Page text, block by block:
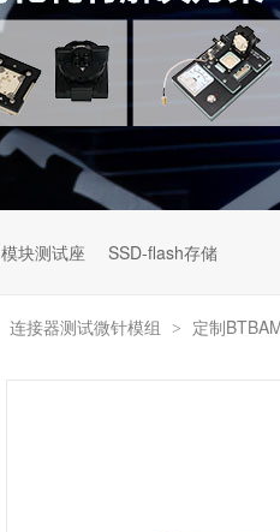
模块测试座 SSD-flash存储
连接器测试微针模组 > 定制